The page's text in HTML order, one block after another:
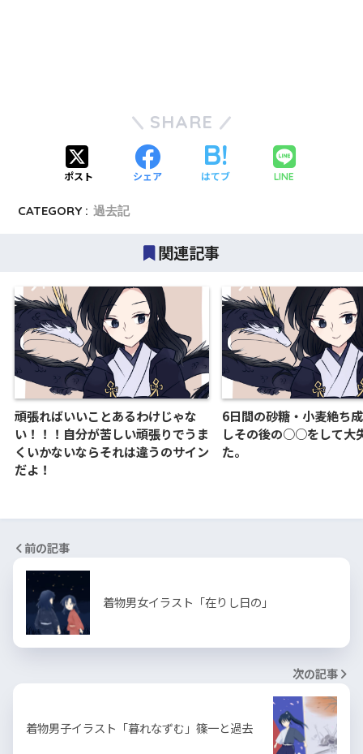
SHARE
ポスト シェア はてブ LINE
CATEGORY : 過去記
関連記事
頑張ればいいことあるわけじゃな
い！！！自分が苦しい頑張りでうま
くいかないならそれは違うのサイン
だよ！
6日間の砂糖・小麦絶ち
しその後の○○をして大
た。
前の記事
着物男女イラスト「在りし日の」
次の記事
着物男子イラスト「暮れなずむ」篠一と過去